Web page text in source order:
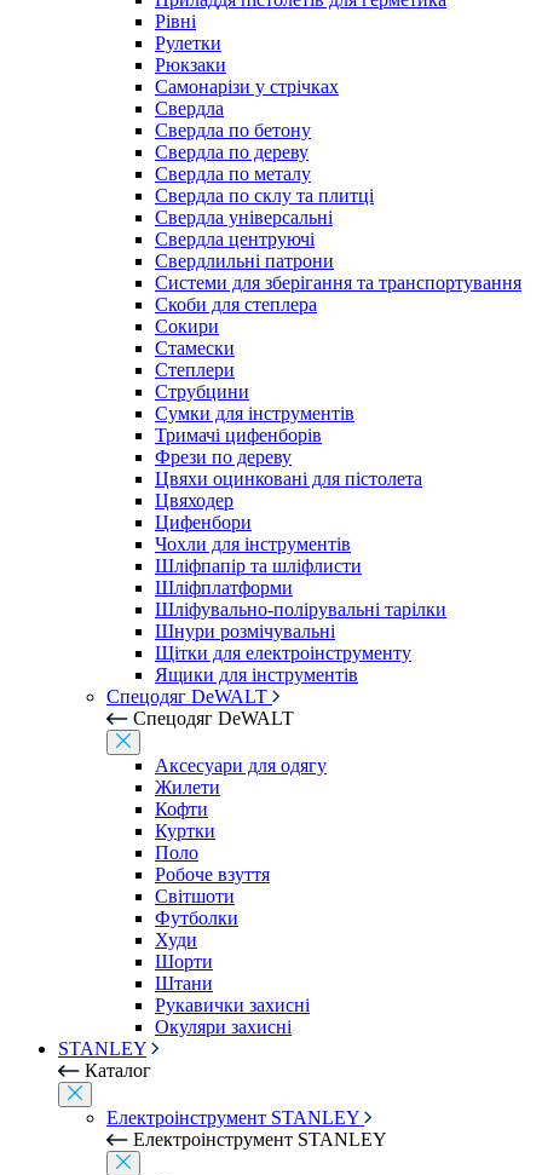
Рівні
Рулетки
Рюкзаки
Самонарізи у стрічках
Свердла
Свердла по бетону
Свердла по дереву
Свердла по металу
Свердла по склу та плитці
Свердла універсальні
Свердла центруючі
Свердлильні патрони
Системи для зберігання та транспортування
Скоби для степлера
Сокири
Стамески
Степлери
Струбцини
Сумки для інструментів
Тримачі цифенборів
Фрези по дереву
Цвяхи оцинковані для пістолета
Цвяходер
Цифенбори
Чохли для інструментів
Шліфпапір та шліфлисти
Шліфплатформи
Шліфувально-полірувальні тарілки
Шнури розмічувальні
Щітки для електроінструменту
Ящики для інструментів
Спецодяг DeWALT
Спецодяг DeWALT
Аксесуари для одягу
Жилети
Кофти
Куртки
Поло
Робоче взуття
Світшоти
Футболки
Худи
Шорти
Штани
Рукавички захисні
Окуляри захисні
STANLEY
Каталог
Електроінструмент STANLEY
Електроінструмент STANLEY